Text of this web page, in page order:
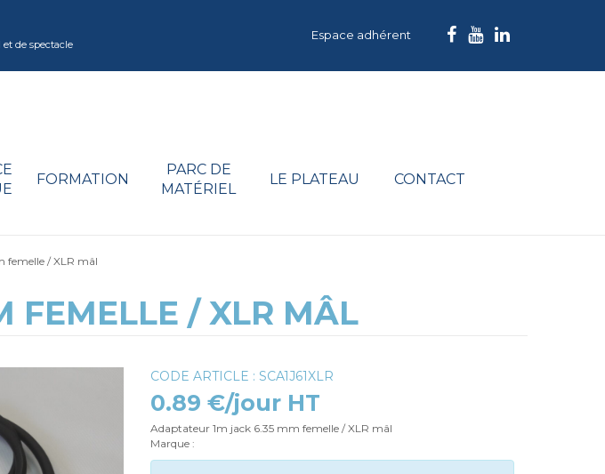
de spectacle
Espace adhérent
FORMATION
PARC DE
MATÉRIEL
LE PLATEAU CONTACT
femelle / XLR mâl
FEMELLE / XLR MÂL
CODE ARTICLE : SCA1J61XLR
0.89 €/jour HT
Adaptateur 1m jack 6.35 mm femelle / XLR mâl
Marque :